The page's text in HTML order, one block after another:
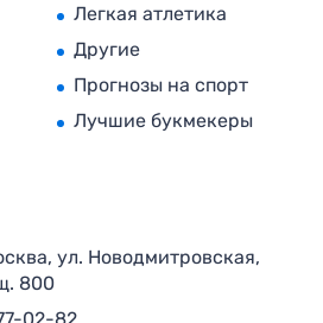
Легкая атлетика
Другие
Прогнозы на спорт
Лучшие букмекеры
ул. Новодмитровская,
800